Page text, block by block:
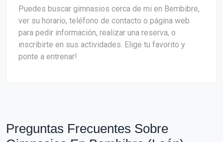
Puedes buscar gimnasios cerca de mi en Bembibre,
ver su horario, teléfono de contacto o página web
para pedir información, realizar una reserva, o
inscribirte en sus actividades. Elige tu favorito y
ponte a entrenar!
Preguntas Frecuentes Sobre